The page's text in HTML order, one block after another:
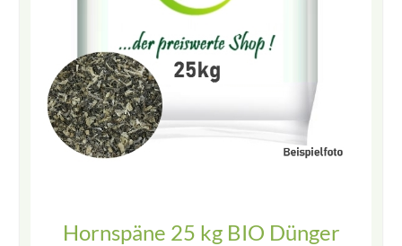
Hornspäne 25 kg BIO Dünger